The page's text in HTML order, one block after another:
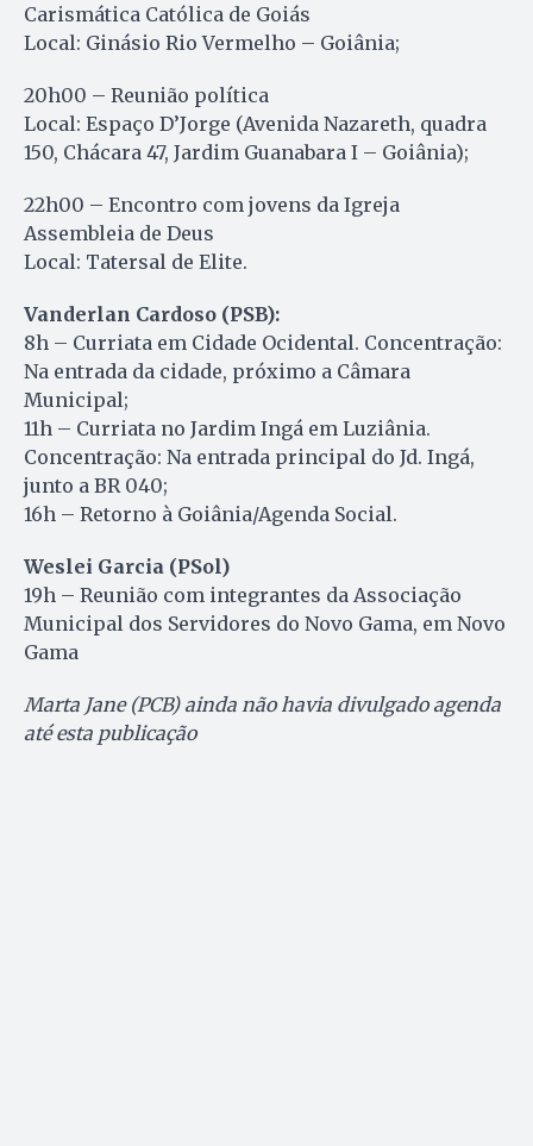
Carismática Católica de Goiás
Local: Ginásio Rio Vermelho – Goiânia;
20h00 – Reunião política
Local: Espaço D’Jorge (Avenida Nazareth, quadra
150, Chácara 47, Jardim Guanabara I – Goiânia);
22h00 – Encontro com jovens da Igreja
Assembleia de Deus
Local: Tatersal de Elite.
Vanderlan Cardoso (PSB):
8h – Curriata em Cidade Ocidental. Concentração:
Na entrada da cidade, próximo a Câmara
Municipal;
11h – Curriata no Jardim Ingá em Luziânia.
Concentração: Na entrada principal do Jd. Ingá,
junto a BR 040;
16h – Retorno à Goiânia/Agenda Social.
Weslei Garcia (PSol)
19h – Reunião com integrantes da Associação
Municipal dos Servidores do Novo Gama, em Novo
Gama
Marta Jane (PCB) ainda não havia divulgado agenda
até esta publicação